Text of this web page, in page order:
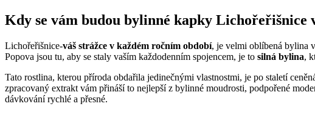
Kdy se vám budou bylinné kapky Lichořeřišnice
Lichořeřišnice-váš strážce v každém ročním období, je velmi oblíbená bylina
Popova jsou tu, aby se staly vaším každodenním spojencem, je to silná bylina,
Tato rostlina, kterou příroda obdařila jedinečnými vlastnostmi, je po staletí
zpracovaný extrakt vám přináší to nejlepší z bylinné moudrosti, podpořené
dávkování rychlé a přesné.